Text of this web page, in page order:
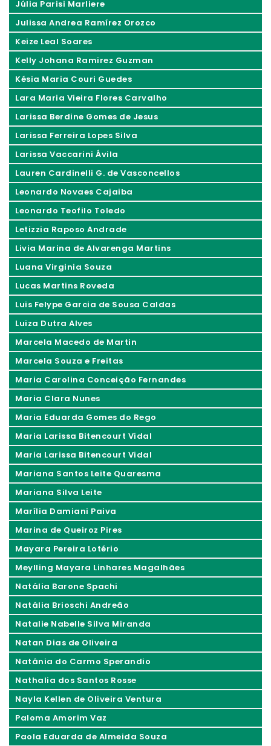
Júlia Parisi Marliere
Julissa Andrea Ramírez Orozco
Keize Leal Soares
Kelly Johana Ramirez Guzman
Késia Maria Couri Guedes
Lara Maria Vieira Flores Carvalho
Larissa Berdine Gomes de Jesus
Larissa Ferreira Lopes Silva
Larissa Vaccarini Ávila
Lauren Cardinelli G. de Vasconcellos
Leonardo Novaes Cajaiba
Leonardo Teofilo Toledo
Letizzia Raposo Andrade
Livia Marina de Alvarenga Martins
Luana Virginia Souza
Lucas Martins Roveda
Luis Felype Garcia de Sousa Caldas
Luiza Dutra Alves
Marcela Macedo de Martin
Marcela Souza e Freitas
Maria Carolina Conceição Fernandes
Maria Clara Nunes
Maria Eduarda Gomes do Rego
Maria Larissa Bitencourt Vidal
Maria Larissa Bitencourt Vidal
Mariana Santos Leite Quaresma
Mariana Silva Leite
Marília Damiani Paiva
Marina de Queiroz Pires
Mayara Pereira Lotério
Meylling Mayara Linhares Magalhães
Natália Barone Spachi
Natália Brioschi Andreão
Natalie Nabelle Silva Miranda
Natan Dias de Oliveira
Natânia do Carmo Sperandio
Nathalia dos Santos Rosse
Nayla Kellen de Oliveira Ventura
Paloma Amorim Vaz
Paola Eduarda de Almeida Souza